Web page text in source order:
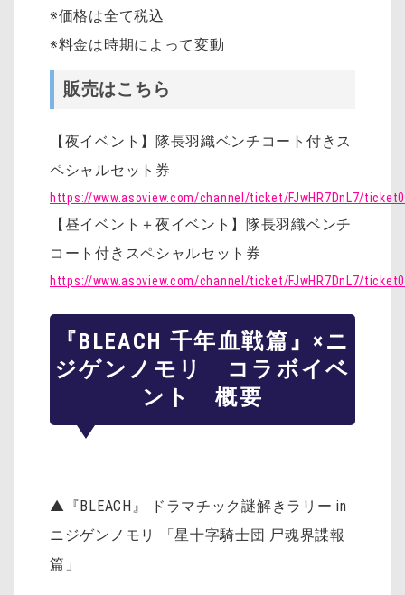
※価格は全て税込
※料金は時期によって変動
販売はこちら
【夜イベント】隊長羽織ベンチコート付きス
ペシャルセット券
https://www.asoview.com/channel/ticket/FJwHR7DnL7/
【昼イベント＋夜イベント】隊長羽織ベンチ
コート付きスペシャルセット券
https://www.asoview.com/channel/ticket/FJwHR7DnL7/
『BLEACH 千年血戦篇』×ニ
ジゲンノモリ コラボイベ
ント 概要
▲『BLEACH』 ドラマチック謎解きラリー in
ニジゲンノモリ 「星十字騎士団 尸魂界諜報
篇」